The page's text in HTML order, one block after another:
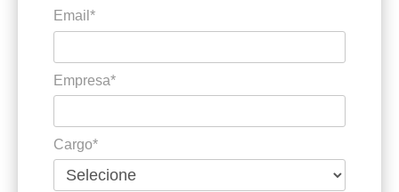
Email*
Empresa*
Cargo*